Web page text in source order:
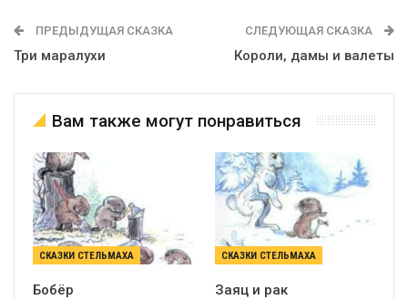
ПРЕДЫДУЩАЯ СКАЗКА
Три маралухи
СЛЕДУЮЩАЯ СКАЗКА
Короли, дамы и валеты
Вам также могут понравиться
СКАЗКИ СТЕЛЬМАХА
Бобёр
СКАЗКИ СТЕЛЬМАХА
Заяц и рак